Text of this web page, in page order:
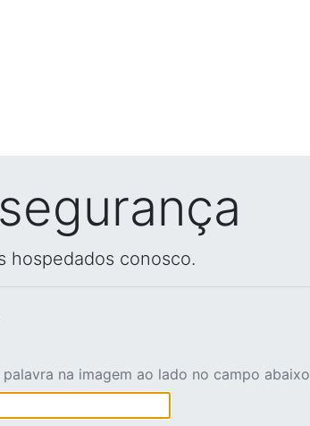
hospedados conosco.
na imagem ao lado no campo abaixo